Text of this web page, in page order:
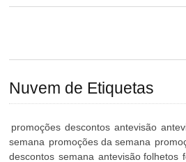
Nuvem de Etiquetas
promoções descontos antevisão
semana promoções da semana
descontos semana antevisão folhetos